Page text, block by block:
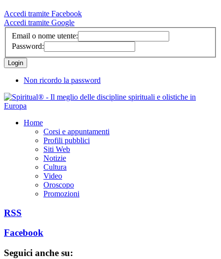
Accedi tramite Facebook
Accedi tramite Google
Email o nome utente:
Password:
Non ricordo la password
Home
Corsi e appuntamenti
Profili pubblici
Siti Web
Notizie
Cultura
Video
Oroscopo
Promozioni
RSS
Facebook
Seguici anche su: